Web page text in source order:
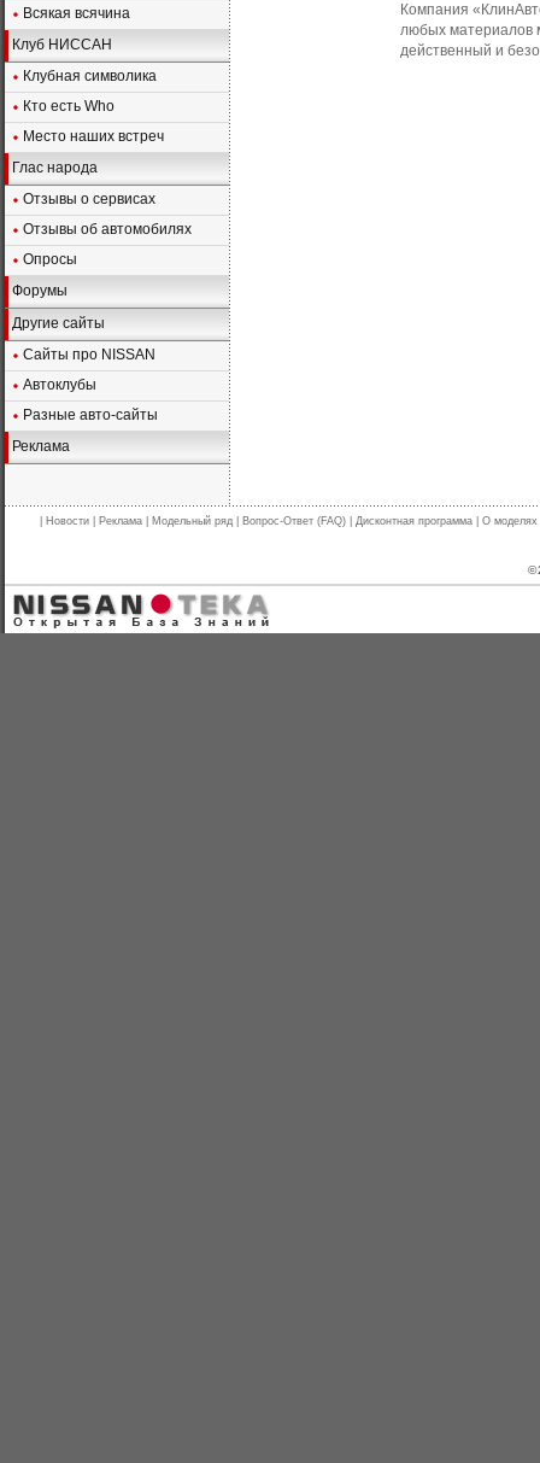
Всякая всячина
Клуб НИССАН
Клубная символика
Кто есть Who
Место наших встреч
Глас народа
Отзывы о сервисах
Отзывы об автомобилях
Опросы
Форумы
Другие сайты
Сайты про NISSAN
Автоклубы
Разные авто-сайты
Реклама
Компания
любых материалов
действенный и
Новости Реклама Модельный ряд Вопрос-Ответ (FAQ) Дисконтная программа О моделях
©